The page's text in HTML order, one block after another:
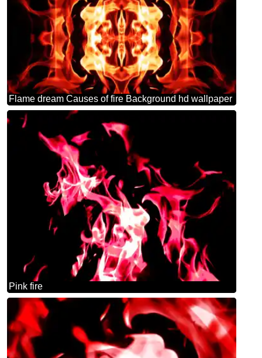
Flame dream Causes of fire Background hd wallpaper
Pink fire